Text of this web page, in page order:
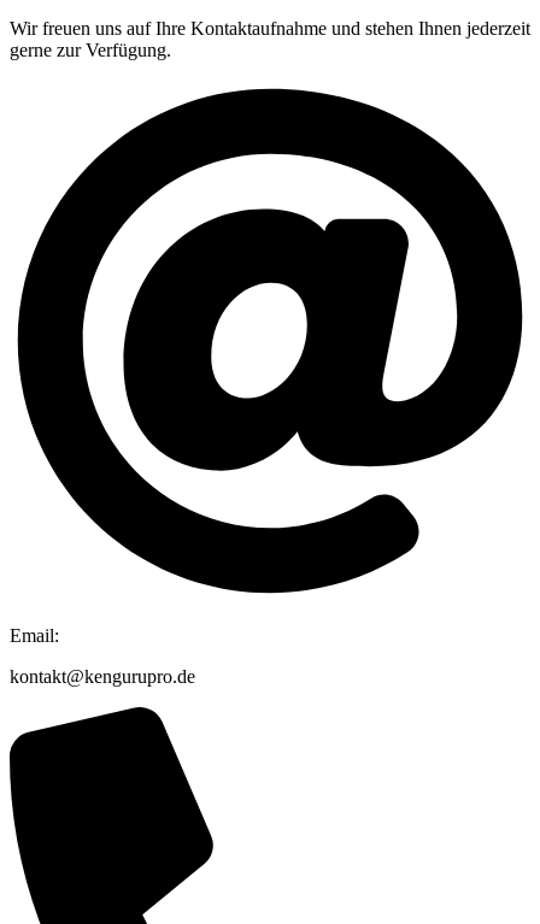
Wir freuen uns auf Ihre Kontaktaufnahme und stehen Ihnen jederzeit
gerne zur Verfügung.
Email:
kontakt@kengurupro.de